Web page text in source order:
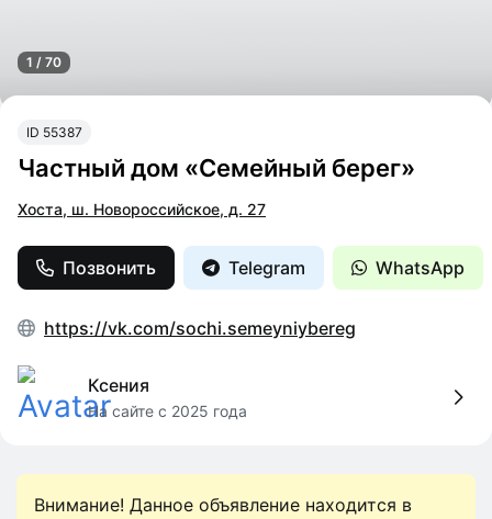
ID 55387
Частный дом «Семейный берег»
Хоста, ш. Новороссийское, д. 27
Позвонить Telegram WhatsApp
https://vk.com/sochi.semeyniybereg
Ксения
На сайте с 2025 года
1 / 70
Внимание! Данное объявление находится в